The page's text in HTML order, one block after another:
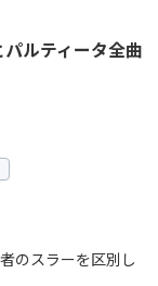
ルティータ全曲
のスラーを区別し